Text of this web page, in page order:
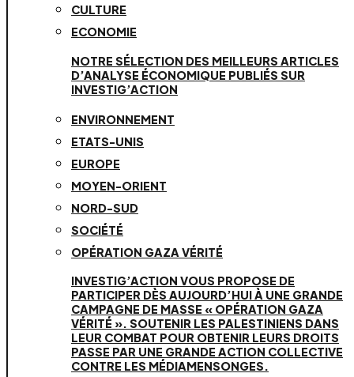
CULTURE
ECONOMIE
NOTRE SÉLECTION DES MEILLEURS ARTICLES
D’ANALYSE ÉCONOMIQUE PUBLIÉS SUR
INVESTIG’ACTION
ENVIRONNEMENT
ETATS-UNIS
EUROPE
MOYEN-ORIENT
NORD-SUD
SOCIÉTÉ
OPÉRATION GAZA VÉRITÉ
INVESTIG’ACTION VOUS PROPOSE DE
PARTICIPER DÈS AUJOURD’HUI À UNE GRANDE
CAMPAGNE DE MASSE « OPÉRATION GAZA
VÉRITÉ ». SOUTENIR LES PALESTINIENS DANS
LEUR COMBAT POUR OBTENIR LEURS DROITS
PASSE PAR UNE GRANDE ACTION COLLECTIVE
CONTRE LES MÉDIAMENSONGES.